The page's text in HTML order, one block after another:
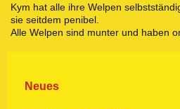
Kym hat alle ihre Welpen
sie seitdem penibel.
Alle Welpen sind munter und haben
Neues